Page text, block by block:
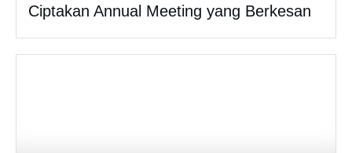
Ciptakan Annual Meeting yang Berkesan